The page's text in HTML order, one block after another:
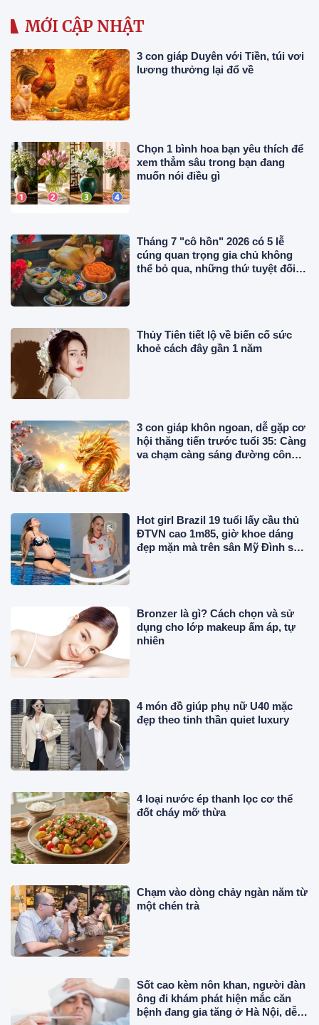
MỚI CẬP NHẬT
3 con giáp Duyên với Tiền, túi vơi
lương thưởng lại đổ về
Chọn 1 bình hoa bạn yêu thích để
xem thẳm sâu trong bạn đang
muốn nói điều gì
Tháng 7 "cô hồn" 2026 có 5 lễ
cúng quan trọng gia chủ không
thể bỏ qua, những thứ tuyệt đối
Thủy Tiên tiết lộ về biến cố sức
khoẻ cách đây gần 1 năm
3 con giáp khôn ngoan, dễ gặp cơ
hội thăng tiến trước tuổi 35: Càng
va chạm càng sáng đường công
Hot girl Brazil 19 tuổi lấy cầu thủ
ĐTVN cao 1m85, giờ khoe dáng
đẹp mặn mà trên sân Mỹ Đình sau
Bronzer là gì? Cách chọn và sử
dụng cho lớp makeup ấm áp, tự
nhiên
4 món đồ giúp phụ nữ U40 mặc
đẹp theo tinh thần quiet luxury
4 loại nước ép thanh lọc cơ thể
đốt cháy mỡ thừa
Chạm vào dòng chảy ngàn năm từ
một chén trà
Sốt cao kèm nôn khan, người đàn
ông đi khám phát hiện mắc căn
bệnh đang gia tăng ở Hà Nội, dễ